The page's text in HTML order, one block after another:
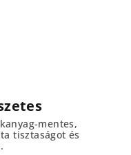
mentes,
tisztaságot és